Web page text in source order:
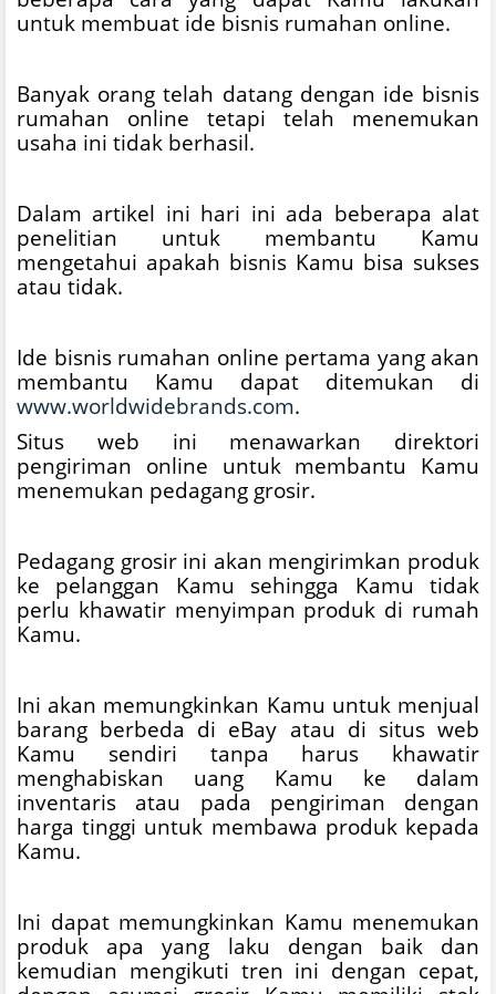
untuk membuat ide bisnis rumahan online.
Banyak orang telah datang dengan ide bisnis
rumahan online tetapi telah menemukan
usaha ini tidak berhasil.
Dalam artikel ini hari ini ada beberapa alat
penelitian untuk membantu Kamu
mengetahui apakah bisnis Kamu bisa sukses
atau tidak.
Ide bisnis rumahan online pertama yang akan
membantu Kamu dapat ditemukan di
www.worldwidebrands.com.
Situs web ini menawarkan direktori
pengiriman online untuk membantu Kamu
menemukan pedagang grosir.
Pedagang grosir ini akan mengirimkan produk
ke pelanggan Kamu sehingga Kamu tidak
perlu khawatir menyimpan produk di rumah
Kamu.
Ini akan memungkinkan Kamu untuk menjual
barang berbeda di eBay atau di situs web
Kamu sendiri tanpa harus khawatir
menghabiskan uang Kamu ke dalam
inventaris atau pada pengiriman dengan
harga tinggi untuk membawa produk kepada
Kamu.
Ini dapat memungkinkan Kamu menemukan
produk apa yang laku dengan baik dan
kemudian mengikuti tren ini dengan cepat,